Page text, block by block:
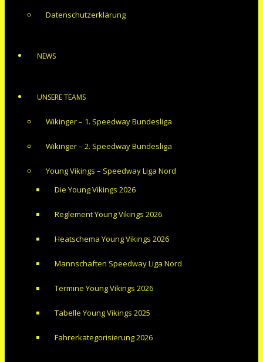
Datenschutzerklärung
NEWS
UNSERE TEAMS
Wikinger – 1. Speedway Bundesliga
Wikinger – 2. Speedway Bundesliga
Young Vikings – Speedway Liga Nord
Die Young Vikings 2026
Reglement Young Vikings 2026
Heatschema Young Vikings 2026
Mannschaften Speedway Liga Nord
Termine Young Vikings 2026
Tabelle Young Vikings 2025
Fahrerkategorisierung 2026